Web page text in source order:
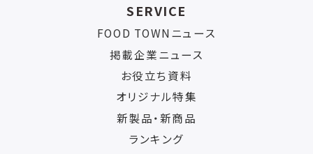
SERVICE
FOOD TOWNニュース
掲載企業ニュース
お役立ち資料
オリジナル特集
新製品・新商品
ランキング